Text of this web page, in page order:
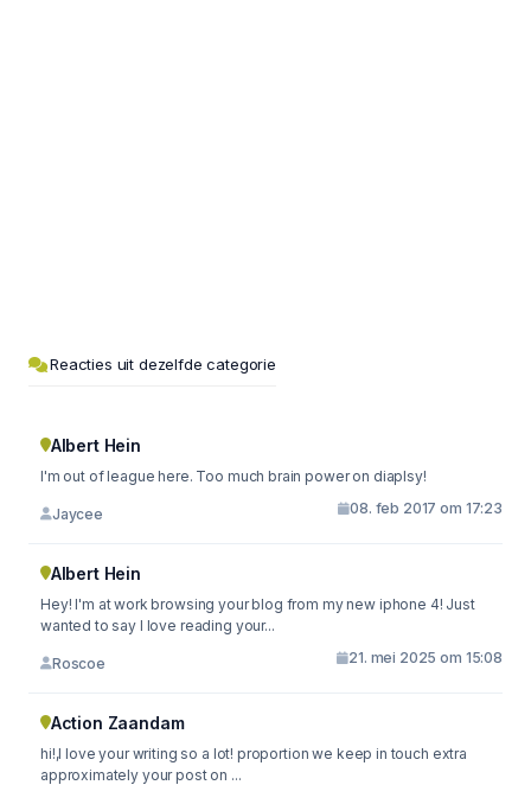
Reacties uit dezelfde categorie
Albert Hein
I'm out of league here. Too much brain power on diaplsy!
Jaycee 08. feb 2017 om 17:23
Albert Hein
Hey! I'm at work browsing your blog from my new iphone 4! Just
wanted to say I love reading your...
Roscoe 21. mei 2025 om 15:08
Action Zaandam
hi!,I love your writing so a lot! proportion we keep in touch extra
approximately your post on ...